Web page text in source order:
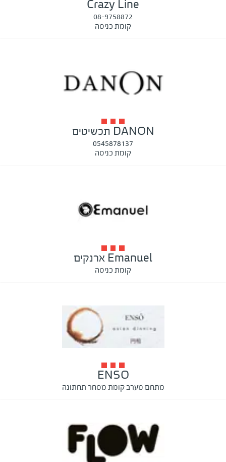
Crazy Line
08-9758872
קומת כניסה
DANON תכשיטים
0545878137
קומת כניסה
Emanuel ארנקים
קומת כניסה
ENSO
מתחם מערב קומת מסחר תחתונה